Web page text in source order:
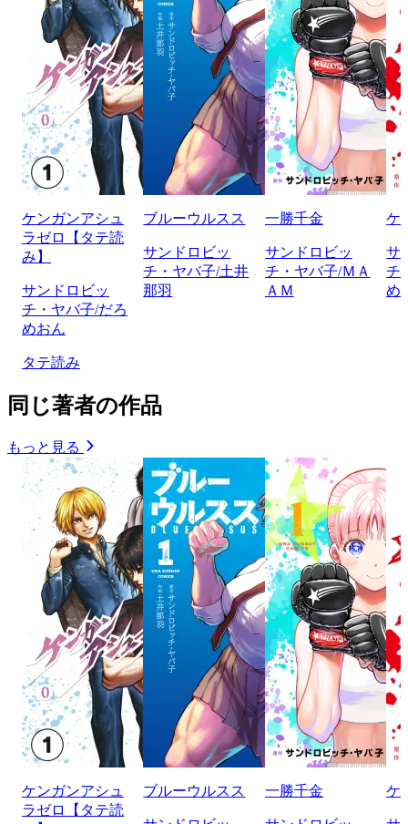
ケンガンアシュ
ラゼロ【タテ読
み】
サンドロビッ
チ・ヤバ子/だろ
めおん
タテ読み
ブルーウルスス
サンドロビッ
チ・ヤバ子/土井
那羽
一勝千金
サンドロビッ
チ・ヤバ子/ＭＡ
ＡＭ
ケ
サ
チ
め
同じ著者の作品
もっと見る
ケンガンアシュ
ラゼロ【タテ読
ブルーウルスス 一勝千金 ケ